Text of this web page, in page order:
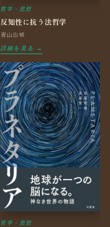
哲学・思想
反知性に抗う法哲学
青山治城
詳細を見る →
哲学・思想